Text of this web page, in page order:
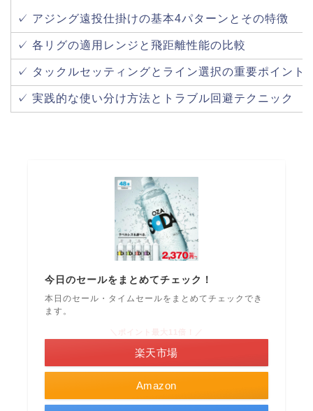
✓ アジング遠投仕掛けの基本4パターンとその特徴
✓ 各リグの適用レンジと飛距離性能の比較
✓ タックルセッティングとライン選択の重要ポイント
✓ 実践的な使い分け方法とトラブル回避テクニック
今日のセールをまとめてチェック！
本日のセール・タイムセールをまとめてチェックでき
ます。
Amazon
楽天市場